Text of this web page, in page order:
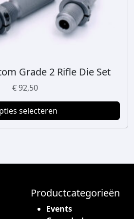
Grade 2 Rifle Die Set
€92,50
selecteren
Productcategorieën
Events